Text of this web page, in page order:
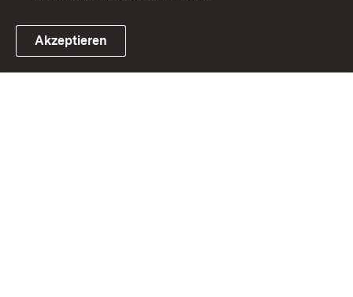
Link zum Landesportal
Akzeptieren